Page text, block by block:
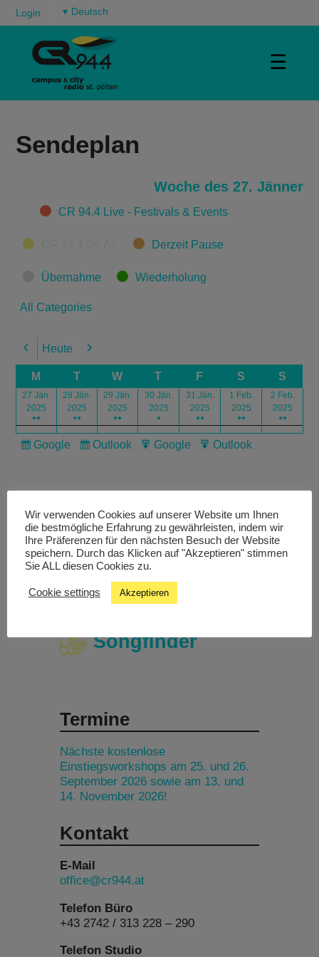
Login ▾
☰
Sendeplan
Woche des 27. Jänner
CategoriesCR 94.4 Live - Festivals & Events
Derzeit Pause
Übernahme Wiederholung
All Categories
Previous
Heute Next
M T W T F S S
27 Jän.
2025
●●
28 Jän.
2025
●●
29 Jän.
2025
●●
30 Jän.
2025
●
31 Jän.
2025
●●
1 Feb.
2025
●●
2 Feb.
2025
●●
Subscribe
Google
Subscribe
Outlook
Export
Google
Export
Outlook
Livestream
Studiochat
Songfinder
Termine
Nächste kostenlose
Einstiegsworkshops am 25. und 26.
September 2026 sowie am 13. und
14. November 2026!
Kontakt
E-Mail
office@cr944.at
Telefon Büro
+43 2742 / 313 228 – 290
Telefon Studio
Wir verwenden Cookies auf unserer Website um Ihnen
die bestmögliche Erfahrung zu gewährleisten, indem wir
Ihre Präferenzen für den nächsten Besuch der Website
speichern. Durch das Klicken auf "Akzeptieren" stimmen
Sie ALL diesen Cookies zu.
Cookie settings Akzeptieren